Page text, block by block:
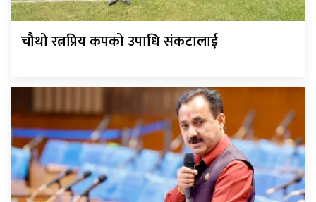
चौथो रत्नप्रिय कपको उपाधि संकटालाई